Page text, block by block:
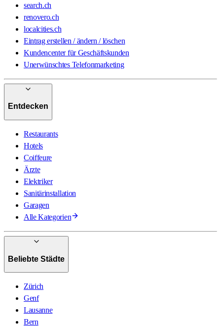
search.ch
renovero.ch
localcities.ch
Eintrag erstellen / ändern / löschen
Kundencenter für Geschäftskunden
Unerwünschtes Telefonmarketing
Entdecken
Restaurants
Hotels
Coiffeure
Ärzte
Elektriker
Sanitärinstallation
Garagen
Alle Kategorien
Beliebte Städte
Zürich
Genf
Lausanne
Bern